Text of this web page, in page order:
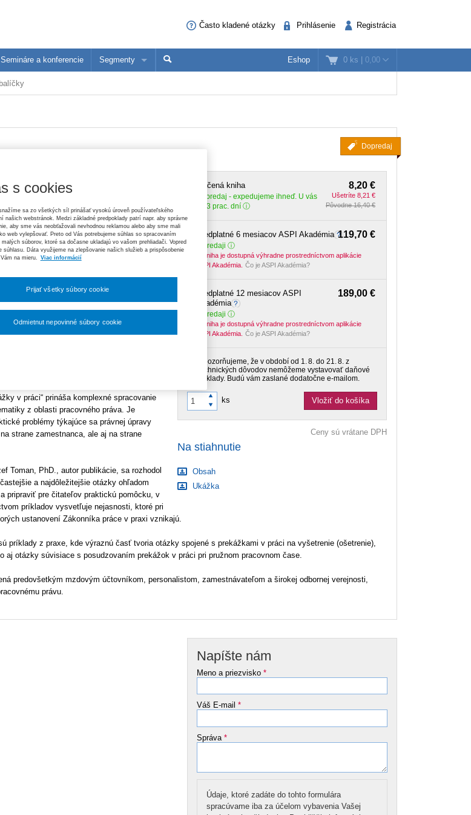
Často kladené otázky Prihlásenie Registrácia
0 ks | 0,00
Eshop
práv
Svák, Lívia Trellová, Vincent Bujňák
v poznámkach s príkladmi, 3. vydanie
Semináre a konferencie Segmenty
z vašej oblasti
Pedagógovia Manažéri Verejná správa
Dopredaj
8,20 €
Ušetríte 8,21 €
Pôvodne 16,40 €
Tlačená kniha
Dopredaj - expedujeme ihneď. U vás
do 3 prac. dní
119,70 €
Predplatné 6 mesiacov ASPI Akadémia
V predaji
E-kniha je dostupná výhradne prostredníctvom aplikácie
ASPI Akadémia. Čo je ASPI Akadémia?
189,00 €
Predplatné 12 mesiacov ASPI
Akadémia
V predaji
E-kniha je dostupná výhradne prostredníctvom aplikácie
ASPI Akadémia. Čo je ASPI Akadémia?
Upozorňujeme, že v období od 1. 8. do 21. 8. z
technických dôvodov nemôžeme vystavovať daňové
doklady. Budú vám zaslané dodatočne e‑mailom.
ks Vložiť do košíka
Ceny sú vrátane DPH
Na stiahnutie
Obsah
Ukážka
Wolters Kluwer
praktická príručka
7/2018
184
Tlačená kniha
v práci“ prináša komplexné spracovanie
z oblasti pracovného práva. Je
problémy týkajúce sa právnej úpravy
strane zamestnanca, ale aj na strane
Toman, PhD., autor publikácie, sa rozhodol
a najdôležitejšie otázky ohľadom
pripraviť pre čitateľov praktickú pomôcku, v
príkladov vysvetľuje nejasnosti, ktoré pri
ustanovení Zákonníka práce v praxi vznikajú.
príklady z praxe, kde výraznú časť tvoria otázky spojené s prekážkami v práci na vyšetrenie (ošetrenie),
aj otázky súvisiace s posudzovaním prekážok v práci pri pružnom pracovnom čase.
predovšetkým mzdovým účtovníkom, personalistom, zamestnávateľom a širokej odbornej verejnosti,
právu.
Napíšte nám
Meno a priezvisko*
Váš E-mail*
Správa*
Údaje, ktoré zadáte do tohto formulára
spracúvame iba za účelom vybavenia Vašej
s cookies
sa zo všetkých síl prinášať vysokú úroveň používateľského
našich webstránok. Medzi základné predpoklady patrí napr. aby správne
aby sme vás neobťažovali nevhodnou reklamou alebo aby sme mali
web vylepšovať. Preto od Vás potrebujeme súhlas so spracovaním
súborov, ktoré sa dočasne ukladajú vo vašom prehliadači. Vopred
súhlasu. Dáta využijeme na zlepšovanie našich služieb a prispôsobenie
na mieru.
Viac informácií
Odmietnut nepovinné súbory cookie
Prijať všetky súbory cookie